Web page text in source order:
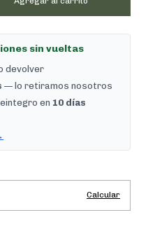
sin vueltas
devolver
— lo retiramos nosotros
en 10 días
Calcular